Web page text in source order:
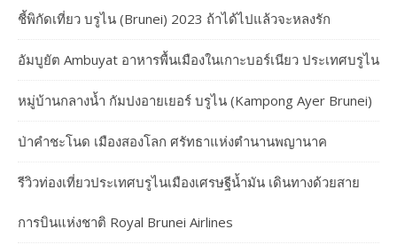
ชี้พิกัดเที่ยว บรูไน (Brunei) 2023 ถ้าได้ไปแล้วจะหลงรัก
อัมบูยัต Ambuyat อาหารพื้นเมืองในเกาะบอร์เนียว ประเทศบรูไน
หมู่บ้านกลางน้ำ กัมปงอายเยอร์ บรูไน (Kampong Ayer Brunei)
ป่าคำชะโนด เมืองสองโลก ศรัทธาแห่งตำนานพญานาค
รีวิวท่องเที่ยวประเทศบรูไนเมืองเศรษฐีน้ำมัน เดินทางด้วยสาย
การบินแห่งชาติ Royal Brunei Airlines